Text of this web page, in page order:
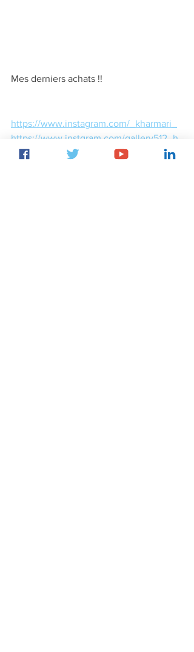
Mes derniers achats !!
https://www.instagram.com/_kharmari_
https://www.instgram.com/gallery512_h
ome_kids/?hl=fr-ca